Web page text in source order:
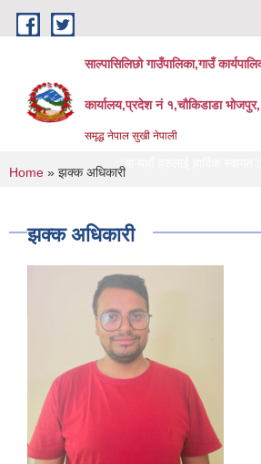
Skip to main content
साल्पासिलिछो गाउँपालिका,गाउँ
कार्यालय,प्रदेश नं १,चौकिडाडा
समृद्ध नेपाल सुखी नेपाली
को वेभसाइट मा यहाँ हरुलाई हार्दिक स्वागत छ लेखा
You are here
Home » झक्क अधिकारी
झक्क अधिकारी